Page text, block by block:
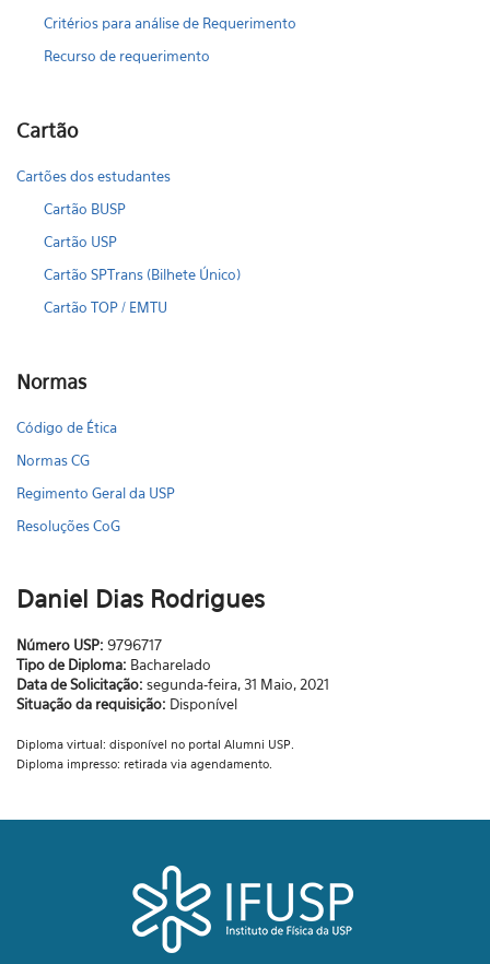
Critérios para análise de Requerimento
Recurso de requerimento
Cartão
Cartões dos estudantes
Cartão BUSP
Cartão USP
Cartão SPTrans (Bilhete Único)
Cartão TOP / EMTU
Normas
Código de Ética
Normas CG
Regimento Geral da USP
Resoluções CoG
Daniel Dias Rodrigues
Número USP: 9796717
Tipo de Diploma: Bacharelado
Data de Solicitação: segunda-feira, 31 Maio, 2021
Situação da requisição: Disponível
Diploma virtual: disponível no portal Alumni USP.
Diploma impresso: retirada via agendamento.